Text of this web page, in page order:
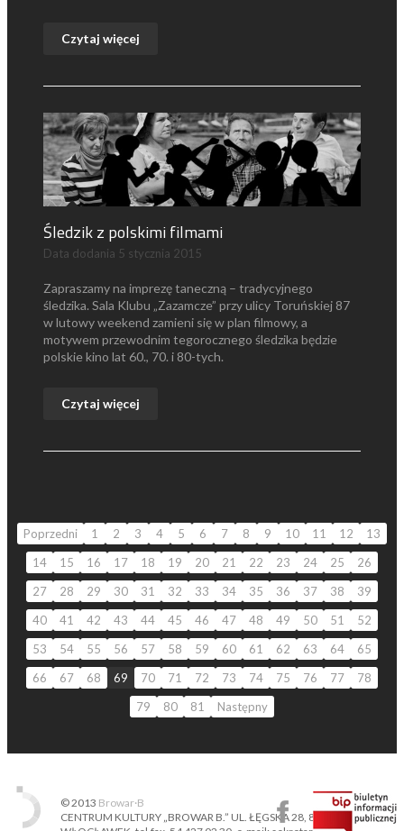
Czytaj więcej
Śledzik z polskimi filmami
Data dodania 5 stycznia 2015
Zapraszamy na imprezę taneczną – tradycyjnego
śledzika. Sala Klubu „Zazamcze” przy ulicy Toruńskiej 87
w lutowy weekend zamieni się w plan filmowy, a
motywem przewodnim tegorocznego śledzika będzie
polskie kino lat 60., 70. i 80-tych.
Czytaj więcej
Poprzedni 1 2 3 4 5 6 7 8 9 10 11 12
13
14
15 16 17 18 19 20 21 22 23 24 25
26
27
28 29 30 31 32 33 34 35 36 37 38
39
40
41 42 43 44 45 46 47 48 49 50 51
52
53
54 55 56 57 58 59 60 61 62 63 64
65
66
67 68 69 70 71 72 73 74 75 76 77
78
79
80 81 Następny
© 2013 Browar·B
CENTRUM KULTURY „BROWAR B.” UL. ŁĘGSKA 28, 87-800